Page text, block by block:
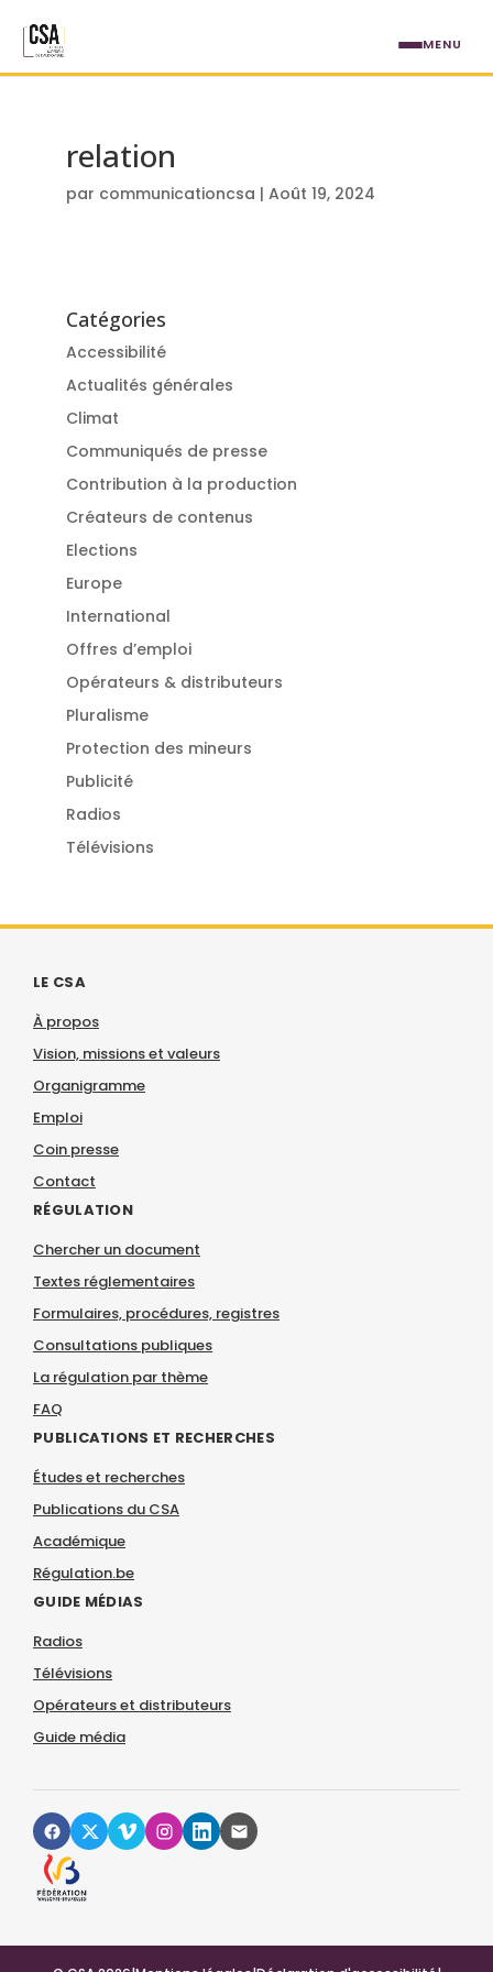
relation
par communicationcsa | Août 19, 2024
Catégories
Accessibilité
Actualités générales
Climat
Communiqués de presse
Contribution à la production
Créateurs de contenus
Elections
Europe
International
Offres d’emploi
Opérateurs & distributeurs
Pluralisme
Protection des mineurs
Publicité
Radios
Télévisions
LE CSA
À propos
Vision, missions et valeurs
Organigramme
Emploi
Coin presse
Contact
RÉGULATION
Chercher un document
Textes réglementaires
Formulaires, procédures, registres
Consultations publiques
La régulation par thème
FAQ
PUBLICATIONS ET RECHERCHES
Études et recherches
Publications du CSA
Académique
Régulation.be
GUIDE MÉDIAS
Radios
Télévisions
Opérateurs et distributeurs
Guide média
MENU